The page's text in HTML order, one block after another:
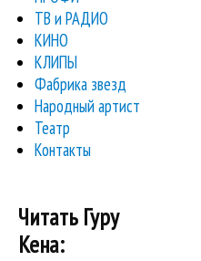
ТВ и РАДИО
КИНО
КЛИПЫ
Фабрика звезд
Народный артист
Театр
Контакты
Читать Гуру
Кена: